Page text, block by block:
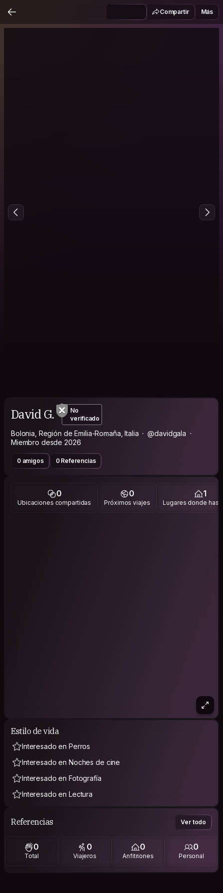
Compartir Más
David G.
No
verificado
Bolonia, Región de Emilia-Romaña, Italia
@davidgala
Miembro desde 2026
0 amigos 0 Referencias
0
Ubicaciones compartidas
0
Próximos viajes
1
Lugares donde has
Estilo de vida
Interesado en Perros
Interesado en Noches de cine
Interesado en Fotografía
Interesado en Lectura
Referencias Ver todo
0
Total
0
Viajeros
0
Anfitriones
0
Personal